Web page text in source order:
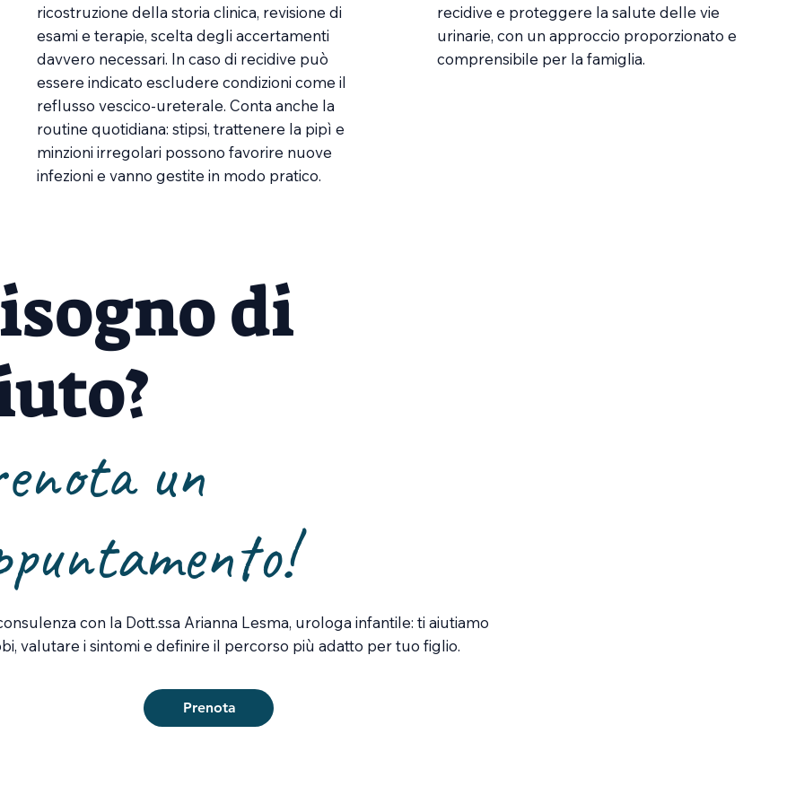
ricostruzione della storia clinica, revisione di
esami e terapie, scelta degli accertamenti
davvero necessari. In caso di recidive può
essere indicato escludere condizioni come il
reflusso vescico-ureterale. Conta anche la
routine quotidiana: stipsi, trattenere la pipì e
minzioni irregolari possono favorire nuove
infezioni e vanno gestite in modo pratico.
recidive e proteggere la salute delle vie
urinarie, con un approccio proporzionato e
comprensibile per la famiglia.
di
un
con la Dott.ssa Arianna Lesma, urologa infantile: ti aiutiamo
valutare i sintomi e definire il percorso più adatto per tuo figlio.
Prenota